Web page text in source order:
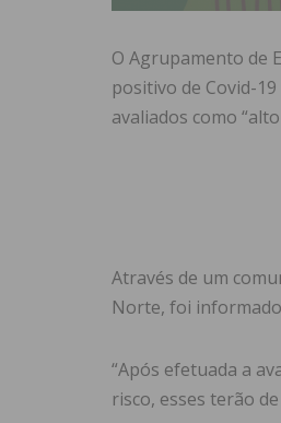
O Agrupamento de
positivo de Covid-
avaliados como
Através de um
Norte, foi
“Após efetuada a
risco, esses terão